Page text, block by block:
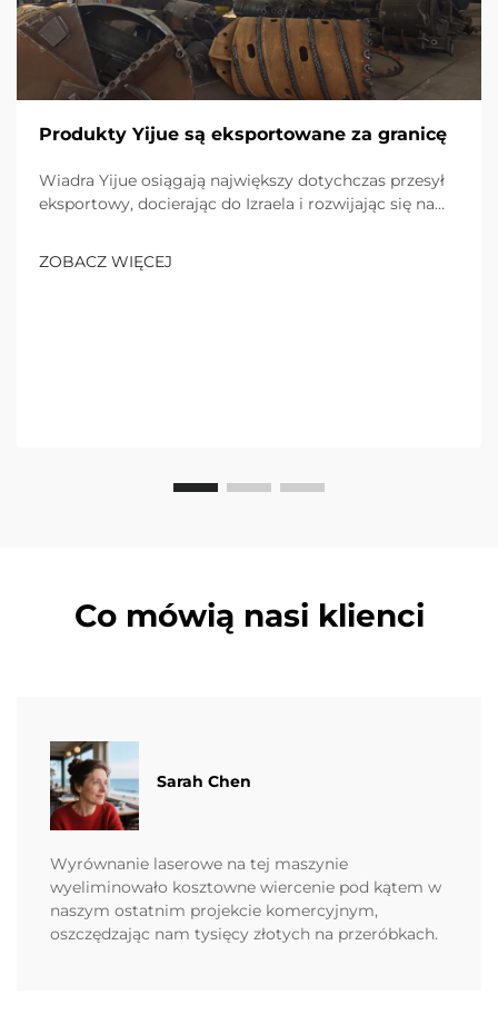
Produkty Yijue są eksportowane za granicę
Wiadra Yijue osiągają największy dotychczas przesył
eksportowy, docierając do Izraela i rozwijając się na
ZOBACZ WIĘCEJ
Co mówią nasi klienci
Sarah Chen
Wyrównanie laserowe na tej maszynie
wyeliminowało kosztowne wiercenie pod kątem w
naszym ostatnim projekcie komercyjnym,
oszczędzając nam tysięcy złotych na przeróbkach.